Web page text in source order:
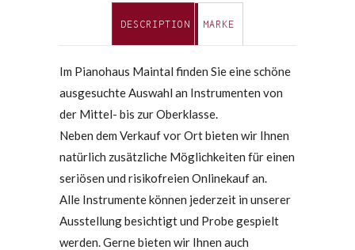
DESCRIPTION MARKE
Im Pianohaus Maintal finden Sie eine schöne
ausgesuchte Auswahl an Instrumenten von
der Mittel- bis zur Oberklasse.
Neben dem Verkauf vor Ort bieten wir Ihnen
natürlich zusätzliche Möglichkeiten für einen
seriösen und risikofreien Onlinekauf an.
Alle Instrumente können jederzeit in unserer
Ausstellung besichtigt und Probe gespielt
werden. Gerne bieten wir Ihnen auch